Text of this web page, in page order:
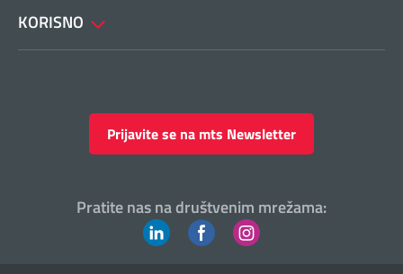
KORISNO
Prijavite se na mts Newsletter
Pratite nas na društvenim mrežama: